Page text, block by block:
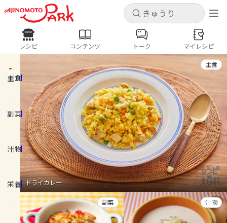
キャンセル
ログインするとレシピを保存できます
ログイン 新規登録
ホーム
コンテンツ
レシピ
トーク
キャンセル
レシピ コンテンツ
人気の食材・レシピ
きゅうり なす トマト
とうもろこし
ピーマン
みょうが ゴーヤ
レシピ コンテンツ トーク マイレシピ
主食
副菜
汁物
栄養 ドライカレー
主食
副菜 汁物